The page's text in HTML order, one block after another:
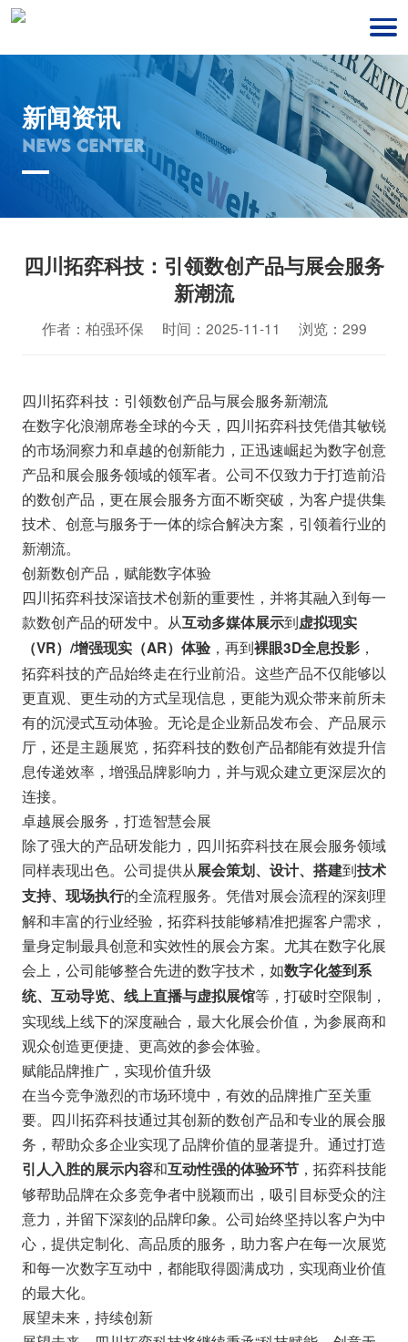
新闻资讯
NEWS CENTER
四川拓弈科技：引领数创产品与展会服务
新潮流
作者：柏强环保 时间：2025-11-11 浏览：299
四川拓弈科技：引领数创产品与展会服务新潮流
在数字化浪潮席卷全球的今天，四川拓弈科技凭借其敏锐
的市场洞察力和卓越的创新能力，正迅速崛起为数字创意
产品和展会服务领域的领军者。公司不仅致力于打造前沿
的数创产品，更在展会服务方面不断突破，为客户提供集
技术、创意与服务于一体的综合解决方案，引领着行业的
新潮流。
创新数创产品，赋能数字体验
四川拓弈科技深谙技术创新的重要性，并将其融入到每一
款数创产品的研发中。从互动多媒体展示到虚拟现实
（VR）/增强现实（AR）体验，再到裸眼3D全息投影，
拓弈科技的产品始终走在行业前沿。这些产品不仅能够以
更直观、更生动的方式呈现信息，更能为观众带来前所未
有的沉浸式互动体验。无论是企业新品发布会、产品展示
厅，还是主题展览，拓弈科技的数创产品都能有效提升信
息传递效率，增强品牌影响力，并与观众建立更深层次的
连接。
卓越展会服务，打造智慧会展
除了强大的产品研发能力，四川拓弈科技在展会服务领域
同样表现出色。公司提供从展会策划、设计、搭建到技术
支持、现场执行的全流程服务。凭借对展会流程的深刻理
解和丰富的行业经验，拓弈科技能够精准把握客户需求，
量身定制最具创意和实效性的展会方案。尤其在数字化展
会上，公司能够整合先进的数字技术，如数字化签到系
统、互动导览、线上直播与虚拟展馆等，打破时空限制，
实现线上线下的深度融合，最大化展会价值，为参展商和
观众创造更便捷、更高效的参会体验。
赋能品牌推广，实现价值升级
在当今竞争激烈的市场环境中，有效的品牌推广至关重
要。四川拓弈科技通过其创新的数创产品和专业的展会服
务，帮助众多企业实现了品牌价值的显著提升。通过打造
引人入胜的展示内容和互动性强的体验环节，拓弈科技能
够帮助品牌在众多竞争者中脱颖而出，吸引目标受众的注
意力，并留下深刻的品牌印象。公司始终坚持以客户为中
心，提供定制化、高品质的服务，助力客户在每一次展览
和每一次数字互动中，都能取得圆满成功，实现商业价值
的最大化。
展望未来，持续创新